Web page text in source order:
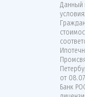
Данный
от
Банк